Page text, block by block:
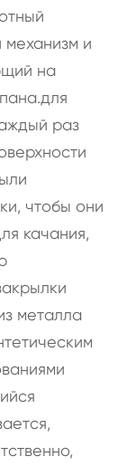
и
на
раз
чтобы они
качания,
металла